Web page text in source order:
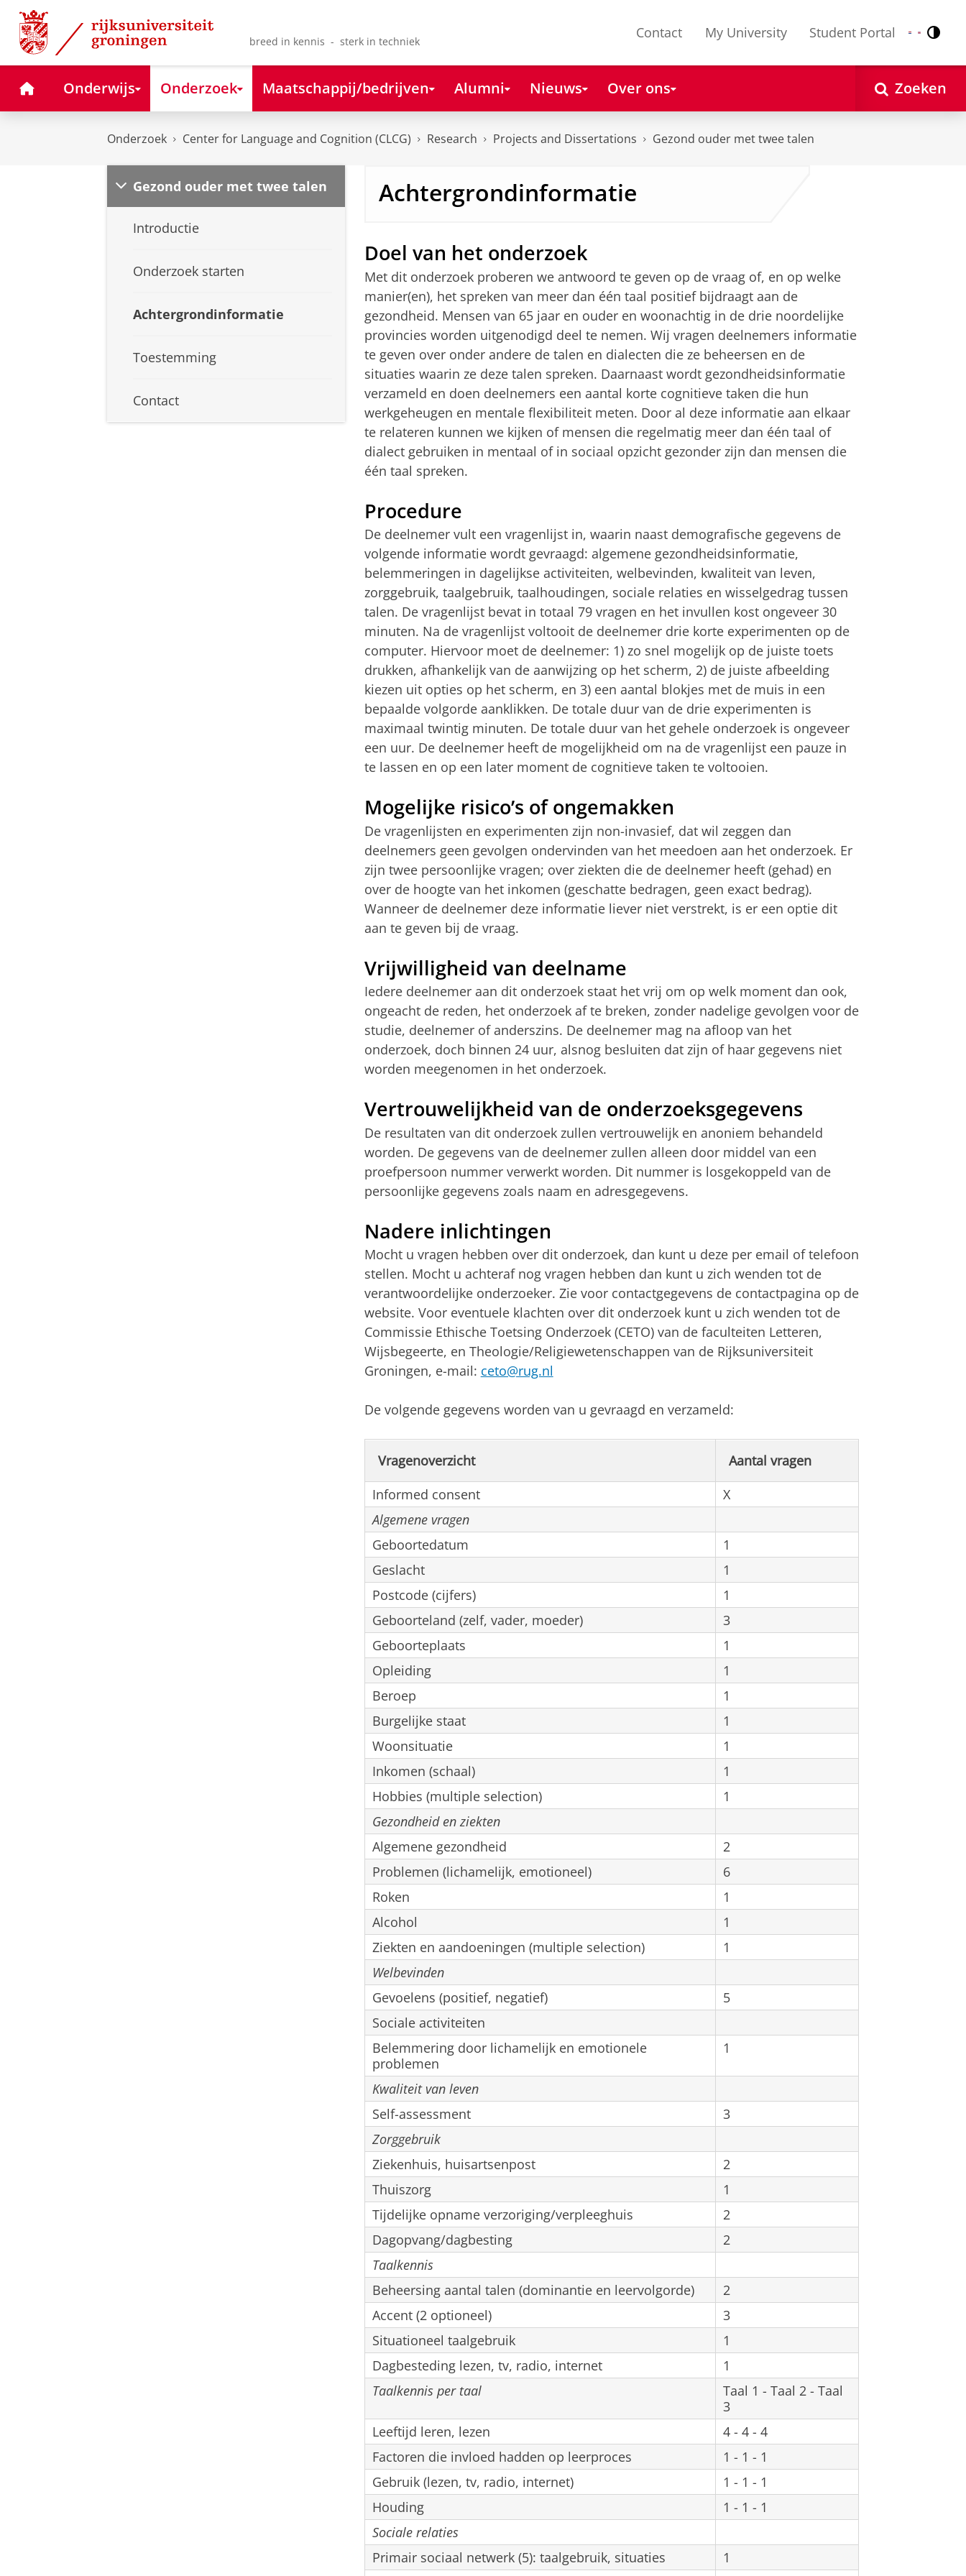
Skip
Content
Skip
Navigation
breed in kennis - sterk in techniek
Contact My University Student Portal Nederlands
English
HomeOnderwijs Onderzoek Maatschappij/bedrijven Alumni Nieuws Over ons Zoeken
Onderzoek Center for Language and Cognition (CLCG) Research Projects and Dissertations Gezond ouder met twee talen
Gezond ouder met twee talen
Introductie
Onderzoek starten
Achtergrondinformatie
Toestemming
Contact
Achtergrondinformatie
Doel van het onderzoek
Met dit onderzoek proberen we antwoord te geven op de vraag of, en op welke
manier(en), het spreken van meer dan één taal positief bijdraagt aan de
gezondheid. Mensen van 65 jaar en ouder en woonachtig in de drie noordelijke
provincies worden uitgenodigd deel te nemen. Wij vragen deelnemers informatie
te geven over onder andere de talen en dialecten die ze beheersen en de
situaties waarin ze deze talen spreken. Daarnaast wordt gezondheidsinformatie
verzameld en doen deelnemers een aantal korte cognitieve taken die hun
werkgeheugen en mentale flexibiliteit meten. Door al deze informatie aan elkaar
te relateren kunnen we kijken of mensen die regelmatig meer dan één taal of
dialect gebruiken in mentaal of in sociaal opzicht gezonder zijn dan mensen die
één taal spreken.
Procedure
De deelnemer vult een vragenlijst in, waarin naast demografische gegevens de
volgende informatie wordt gevraagd: algemene gezondheidsinformatie,
belemmeringen in dagelijkse activiteiten, welbevinden, kwaliteit van leven,
zorggebruik, taalgebruik, taalhoudingen, sociale relaties en wisselgedrag tussen
talen. De vragenlijst bevat in totaal 79 vragen en het invullen kost ongeveer 30
minuten. Na de vragenlijst voltooit de deelnemer drie korte experimenten op de
computer. Hiervoor moet de deelnemer: 1) zo snel mogelijk op de juiste toets
drukken, afhankelijk van de aanwijzing op het scherm, 2) de juiste afbeelding
kiezen uit opties op het scherm, en 3) een aantal blokjes met de muis in een
bepaalde volgorde aanklikken. De totale duur van de drie experimenten is
maximaal twintig minuten. De totale duur van het gehele onderzoek is ongeveer
een uur. De deelnemer heeft de mogelijkheid om na de vragenlijst een pauze in
te lassen en op een later moment de cognitieve taken te voltooien.
Mogelijke risico’s of ongemakken
De vragenlijsten en experimenten zijn non-invasief, dat wil zeggen dan
deelnemers geen gevolgen ondervinden van het meedoen aan het onderzoek. Er
zijn twee persoonlijke vragen; over ziekten die de deelnemer heeft (gehad) en
over de hoogte van het inkomen (geschatte bedragen, geen exact bedrag).
Wanneer de deelnemer deze informatie liever niet verstrekt, is er een optie dit
aan te geven bij de vraag.
Vrijwilligheid van deelname
Iedere deelnemer aan dit onderzoek staat het vrij om op welk moment dan ook,
ongeacht de reden, het onderzoek af te breken, zonder nadelige gevolgen voor de
studie, deelnemer of anderszins. De deelnemer mag na afloop van het
onderzoek, doch binnen 24 uur, alsnog besluiten dat zijn of haar gegevens niet
worden meegenomen in het onderzoek.
Vertrouwelijkheid van de onderzoeksgegevens
De resultaten van dit onderzoek zullen vertrouwelijk en anoniem behandeld
worden. De gegevens van de deelnemer zullen alleen door middel van een
proefpersoon nummer verwerkt worden. Dit nummer is losgekoppeld van de
persoonlijke gegevens zoals naam en adresgegevens.
Nadere inlichtingen
Mocht u vragen hebben over dit onderzoek, dan kunt u deze per email of telefoon
stellen. Mocht u achteraf nog vragen hebben dan kunt u zich wenden tot de
verantwoordelijke onderzoeker. Zie voor contactgegevens de contactpagina op de
website. Voor eventuele klachten over dit onderzoek kunt u zich wenden tot de
Commissie Ethische Toetsing Onderzoek (CETO) van de faculteiten Letteren,
Wijsbegeerte, en Theologie/Religiewetenschappen van de Rijksuniversiteit
Groningen, e-mail: ceto@rug.nl
De volgende gegevens worden van u gevraagd en verzameld:
Vragenoverzicht
Aantal vragen
Informed consent
X
Algemene vragen
Geboortedatum
1
Geslacht
1
Postcode (cijfers)
1
Geboorteland (zelf, vader, moeder)
3
Geboorteplaats
1
Opleiding
1
Beroep
1
Burgelijke staat
1
Woonsituatie
1
Inkomen (schaal)
1
Hobbies (multiple selection)
1
Gezondheid en ziekten
Algemene gezondheid
2
Problemen (lichamelijk, emotioneel)
6
Roken
1
Alcohol
1
Ziekten en aandoeningen (multiple selection)
1
Welbevinden
Gevoelens (positief, negatief)
5
Sociale activiteiten
Belemmering door lichamelijk en emotionele
problemen
1
Kwaliteit van leven
Self-assessment
3
Zorggebruik
Ziekenhuis, huisartsenpost
2
Thuiszorg
1
Tijdelijke opname verzoriging/verpleeghuis
2
Dagopvang/dagbesting
2
Taalkennis
Beheersing aantal talen (dominantie en leervolgorde)
2
Accent (2 optioneel)
3
Situationeel taalgebruik
1
Dagbesteding lezen, tv, radio, internet
1
Taalkennis per taal
Taal 1 - Taal 2 - Taal
3
Leeftijd leren, lezen
4 - 4 - 4
Factoren die invloed hadden op leerproces
1 - 1 - 1
Gebruik (lezen, tv, radio, internet)
1 - 1 - 1
Houding
1 - 1 - 1
Sociale relaties
Primair sociaal netwerk (5): taalgebruik, situaties
1